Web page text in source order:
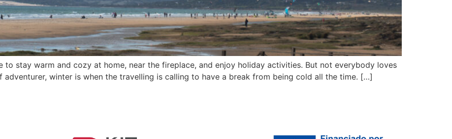
stay warm and cozy at home, near the fireplace, and enjoy holiday activities. But not everybody loves
adventurer, winter is when the travelling is calling to have a break from being cold all the time. […]